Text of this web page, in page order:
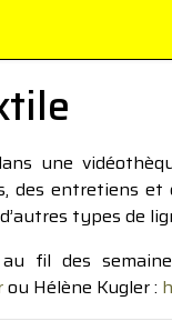
une
des entretiens
types de
fil des
ou Hélène Kugler :